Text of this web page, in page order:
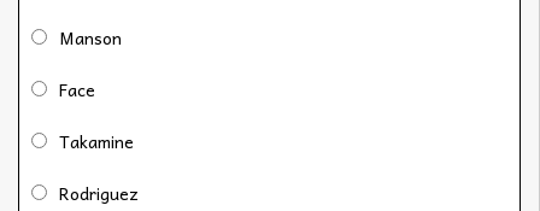
Manson
Face
Takamine
Rodriguez